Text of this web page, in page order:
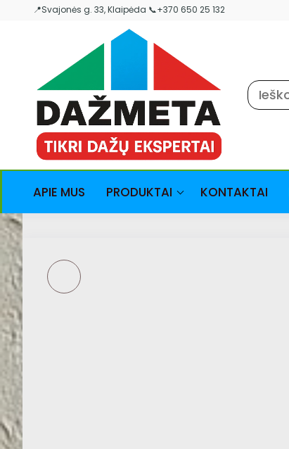
📍Svajonės g. 33, Klaipėda 📞+370 650 25 132
APIE MUS PRODUKTAI KONTAKTAI